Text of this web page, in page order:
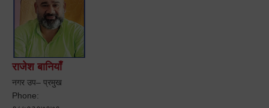
राजेश बानियाँ
नगर उप– प्रमुख
Phone: